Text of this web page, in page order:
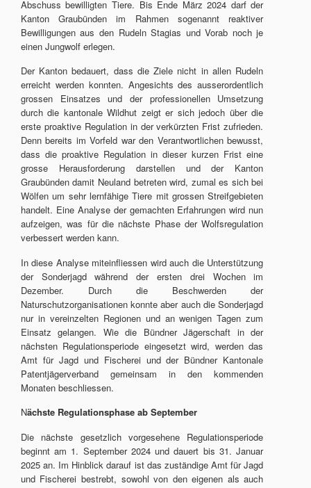
Abschuss bewilligten Tiere. Bis Ende März 2024 darf der
Kanton Graubünden im Rahmen sogenannt reaktiver
Bewilligungen aus den Rudeln Stagias und Vorab noch je
einen Jungwolf erlegen.
Der Kanton bedauert, dass die Ziele nicht in allen Rudeln
erreicht werden konnten. Angesichts des ausserordentlich
grossen Einsatzes und der professionellen Umsetzung
durch die kantonale Wildhut zeigt er sich jedoch über die
erste proaktive Regulation in der verkürzten Frist zufrieden.
Denn bereits im Vorfeld war den Verantwortlichen bewusst,
dass die proaktive Regulation in dieser kurzen Frist eine
grosse Herausforderung darstellen und der Kanton
Graubünden damit Neuland betreten wird, zumal es sich bei
Wölfen um sehr lernfähige Tiere mit grossen Streifgebieten
handelt. Eine Analyse der gemachten Erfahrungen wird nun
aufzeigen, was für die nächste Phase der Wolfsregulation
verbessert werden kann.
In diese Analyse miteinfliessen wird auch die Unterstützung
der Sonderjagd während der ersten drei Wochen im
Dezember. Durch die Beschwerden der
Naturschutzorganisationen konnte aber auch die Sonderjagd
nur in vereinzelten Regionen und an wenigen Tagen zum
Einsatz gelangen. Wie die Bündner Jägerschaft in der
nächsten Regulationsperiode eingesetzt wird, werden das
Amt für Jagd und Fischerei und der Bündner Kantonale
Patentjägerverband gemeinsam in den kommenden
Monaten beschliessen.
Nächste Regulationsphase ab September
Die nächste gesetzlich vorgesehene Regulationsperiode
beginnt am 1. September 2024 und dauert bis 31. Januar
2025 an. Im Hinblick darauf ist das zuständige Amt für Jagd
und Fischerei bestrebt, sowohl von den eigenen als auch